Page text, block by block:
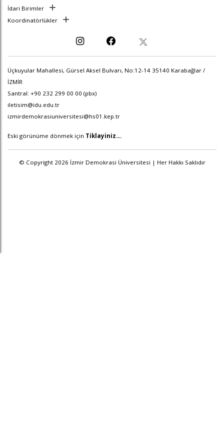
İdari Birimler
Koordinatörlükler
Üçkuyular Mahallesi, Gürsel Aksel Bulvarı, No:12-14 35140 Karabağlar /
İZMİR
Santral: +90 232 299 00 00 (pbx)
iletisim@idu.edu.tr
izmirdemokrasiuniversitesi@hs01.kep.tr
Eski görünüme dönmek için Tiklayiniz....
© Copyright 2026 İzmir Demokrasi Üniversitesi | Her Hakkı Saklıdır